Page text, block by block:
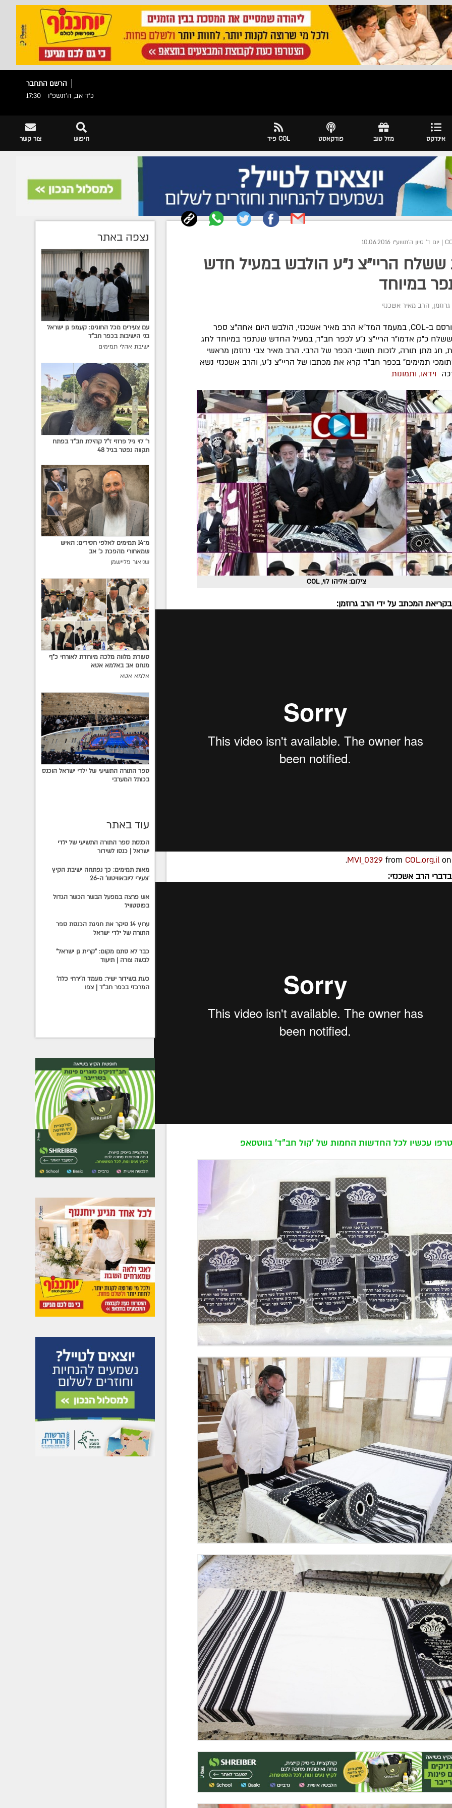
הרשם התחבר
כ"ד אב, ה׳תשפ״ו
17:30
אינדקס מזל טוב פודקאסט COL פיד צור קשר חיפוש
| יום ד' סיון ה׳תשע״ו 10.06.2016
הריי"צ נ"ע הולבש במעיל חדש
במיוחד
, הרב מאיר אשכנזי
כפי שפורסם ב-COL, במעמד המד"א הרב מאיר אשכנזי, הולבש היום אחה"צ ספר
כ"ק אדמו"ר הריי"צ נ"ע לכפר חב"ד, במעיל החדש שנתפר במיוחד לחג
חג מתן תורה, לזכות תושבי הכפר של הרבי. הרב מאיר צבי גרוזמן מראשי
תמימים" בכפר חב"ד קרא את מכתבו של הריי"צ נ"ע, והרב אשכנזי נשא
וידאו, ותמונות
צילום: אליהו לוי, COL
המכתב על ידי הרב גרוזמן:
MVI_0329 from COL.org.il
.
הרב אשכנזי:
עכשיו לכל החדשות החמות של 'קול חב"ד' בווטסאפ
נצפה באתר
עם צעירים מכל החוגים: קעמפ גן ישראל
בני הישיבות בכפר חב"ד
ישיבת אהלי תמימים
ר' לוי גיל פרוזי ז"ל קהילת חב"ד בפתח
תקווה נפטר בגיל 48
מ־14 תמימים לאלפי חסידים: האיש
שמאחורי מהפכת כ׳ אב
שניאור פליישמן
סעודת מלווה מלכה מיוחדת לאורחי כ"ף
מנחם אב באלמא אטא
אלמא אטא
ספר התורה התשיעי של ילדי ישראל הוכנס
בכותל המערבי
עוד באתר
הכנסת ספר התורה התשיעי של ילדי
ישראל | כנסו לשידור
מאות תמימים: כך נפתחה ישיבת הקיץ
'צעירי ליובאוויטש' ה-26
אש פרצה במפעל הבשר הכשר הגדול
בפוסטוויל
ערוץ 14 סיקר את חגיגת הכנסת ספר
התורה של ילדי ישראל
כבר לא סתם מקום: "קרית גן ישראל"
לבשה צורה | תיעוד
כעת בשידור ישיר: מעמד ה'ירחי כלה'
המרכזי בכפר חב"ד | צפו